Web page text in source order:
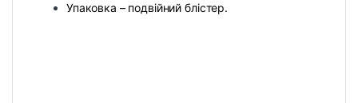
Упаковка – подвійний блістер.